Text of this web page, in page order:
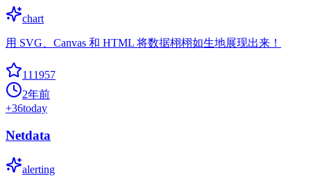
chart
用 SVG、Canvas 和 HTML 将数据栩栩如生地展现出来！
111957
2年前
+36today
Netdata
alerting